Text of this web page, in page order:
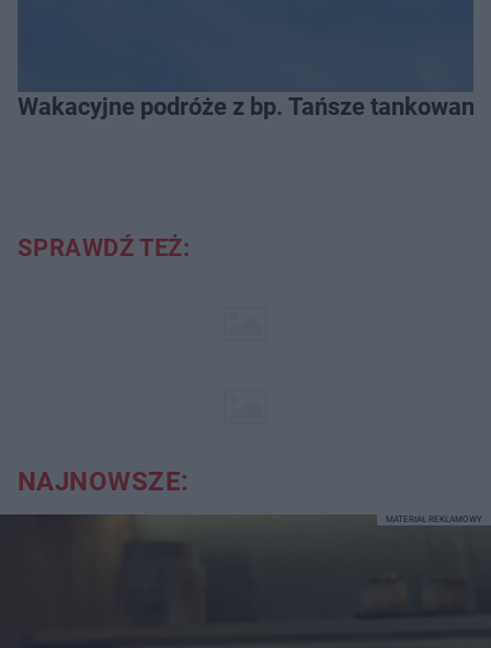
Wakacyjne podróże z bp. Tańsze
SPRAWDŹ TEŻ:
NAJNOWSZE:
MATERIAŁ REKLAMOWY